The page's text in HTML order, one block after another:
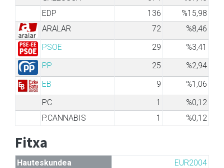
EDP
136
%15,98
ARALAR
72
%8,46
PSOE
29
%3,41
PP
25
%2,94
EB
9
%1,06
PC
1
%0,12
P.CANNABIS
1 %0,12
Fitxa
Hauteskundea
EUR2004